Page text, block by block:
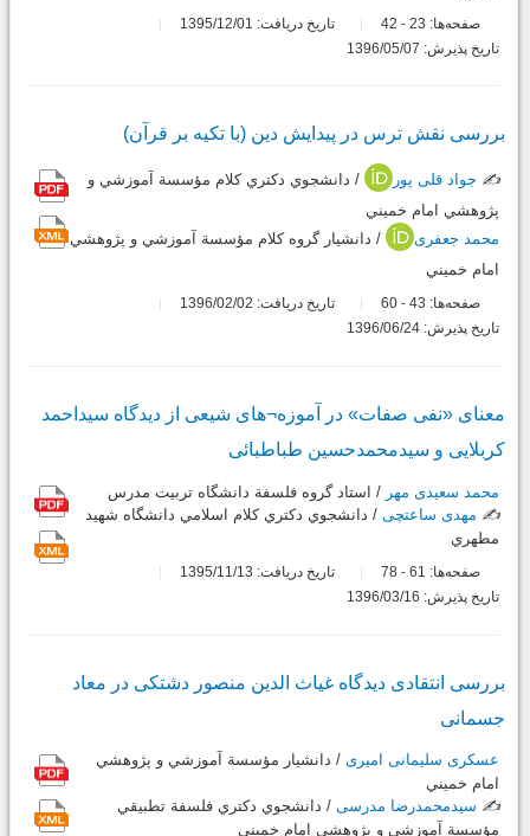
صفحه‌ها: 23
-
تاریخ دریافت: 1395/12/01
تاریخ پذیرش: 1396/05/07
بررسی نقش ترس در پیدایش دین (با تکیه بر قرآن)
✍️ جواد قلی پور
/ دانشجوي دكتري كلام مؤسسة آموزشي و
پژوهشي امام خميني
محمد جعفری
/ دانشيار گروه كلام مؤسسة آموزشي و پژوهشي
امام خميني
صفحه‌ها: 43
-
تاریخ دریافت: 1396/02/02
تاریخ پذیرش: 1396/06/24
معنای «نفی صفات» در آموزه¬های شیعی از دیدگاه سیداحمد
کربلایی و سیدمحمدحسین طباطبائی
محمد سعیدی مهر / استاد گروه فلسفة دانشگاه تربيت مدرس
✍️ مهدی ساعتچی / دانشجوي دكتري كلام اسلامي دانشگاه شهيد
مطهري
صفحه‌ها: 61
-
تاریخ دریافت: 1395/11/13
تاریخ پذیرش: 1396/03/16
بررسی انتقادی دیدگاه غیاث الدین منصور دشتکی در معاد
جسمانی
عسکری سلیمانی امیری / دانشيار مؤسسة آموزشي و پژوهشي
امام خميني
✍️ سیدمحمدرضا مدرسی / دانشجوي دكتري فلسفة تطبيقي
مؤسسة آموزشي و پژوهشي امام خميني